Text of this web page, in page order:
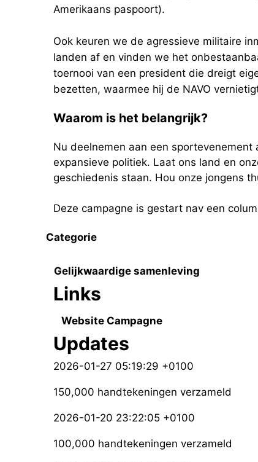
Amerikaans paspoort).
Ook keuren we de agressieve militaire
landen af en vinden we het
toernooi van een president die dreigt
bezetten, waarmee hij de NAVO
Waarom is het belangrijk?
Nu deelnemen aan een
expansieve politiek. Laat ons land en
geschiedenis staan. Hou onze jongens
Deze campagne is gestart nav een
Categorie
Gelijkwaardige samenleving
Links
Website Campagne
Updates
2026-01-27 05:19:29 +0100
150,000 handtekeningen verzameld
2026-01-20 23:22:05 +0100
100,000 handtekeningen verzameld